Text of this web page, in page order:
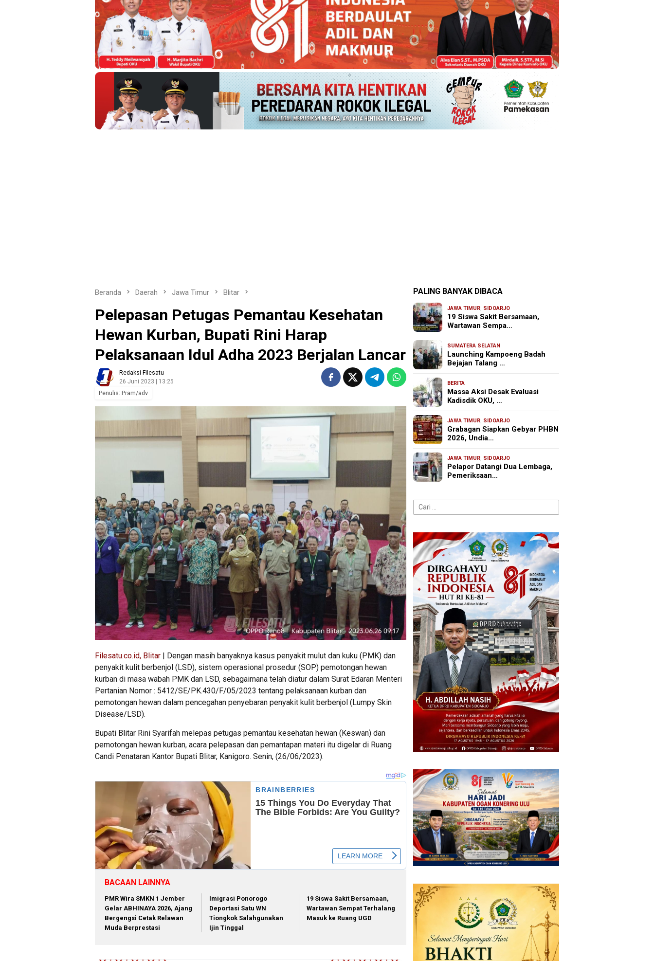
Beranda Daerah Jawa Timur Blitar
Pelepasan Petugas Pemantau Kesehatan
Hewan Kurban, Bupati Rini Harap
Pelaksanaan Idul Adha 2023 Berjalan Lancar
Redaksi Filesatu
26 Juni 2023 | 13:25
Penulis: Pram/adv
Filesatu.co.id, Blitar | Dengan masih banyaknya kasus penyakit mulut dan kuku (PMK) dan
penyakit kulit berbenjol (LSD), sistem operasional prosedur (SOP) pemotongan hewan
kurban di masa wabah PMK dan LSD, sebagaimana telah diatur dalam Surat Edaran Menteri
Pertanian Nomor : 5412/SE/PK.430/F/05/2023 tentang pelaksanaan kurban dan
pemotongan hewan dalam pencegahan penyebaran penyakit kulit berbenjol (Lumpy Skin
Disease/LSD).
Bupati Blitar Rini Syarifah melepas petugas pemantau kesehatan hewan (Keswan) dan
pemotongan hewan kurban, acara pelepasan dan pemantapan materi itu digelar di Ruang
Candi Penataran Kantor Bupati Blitar, Kanigoro. Senin, (26/06/2023).
BACAAN LAINNYA
PMR Wira SMKN 1 Jember
Gelar ABHINAYA 2026, Ajang
Bergengsi Cetak Relawan
Muda Berprestasi
Imigrasi Ponorogo
Deportasi Satu WN
Tiongkok Salahgunakan
Ijin Tinggal
19 Siswa Sakit Bersamaan,
Wartawan Sempat Terhalang
Masuk ke Ruang UGD
PALING BANYAK DIBACA
JAWA TIMUR, SIDOARJO
19 Siswa Sakit Bersamaan,
Wartawan Sempa…
SUMATERA SELATAN
Launching Kampoeng Badah
Bejajan Talang …
BERITA
Massa Aksi Desak Evaluasi
Kadisdik OKU, …
JAWA TIMUR, SIDOARJO
Grabagan Siapkan Gebyar PHBN
2026, Undia…
JAWA TIMUR, SIDOARJO
Pelapor Datangi Dua Lembaga,
Pemeriksaan…
Cari
untuk: